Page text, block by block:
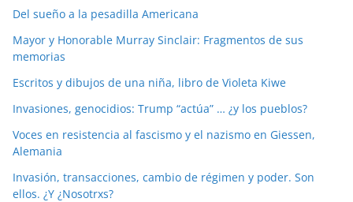
Del sueño a la pesadilla Americana
Mayor y Honorable Murray Sinclair: Fragmentos de sus
memorias
Escritos y dibujos de una niña, libro de Violeta Kiwe
Invasiones, genocidios: Trump “actúa” … ¿y los pueblos?
Voces en resistencia al fascismo y el nazismo en Giessen,
Alemania
Invasión, transacciones, cambio de régimen y poder. Son
ellos. ¿Y ¿Nosotrxs?